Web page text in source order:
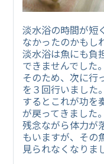
淡水浴の時間が短
なかったのかもし
淡水浴は魚にも負
できませんでした。
そのため、次に行
を３回行いました。
するとこれが功を
が戻ってきました。
残念ながら体力が
もいますが、その
見られなくなりま